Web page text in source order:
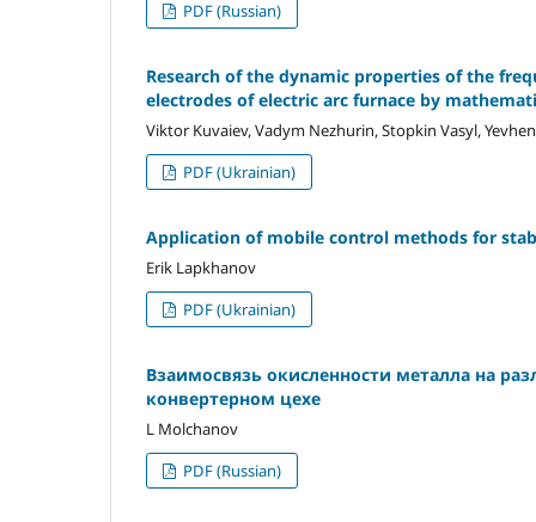
PDF (Russian)
Research of the dynamic properties of the
electrodes of electric arc furnace by
Viktor Kuvaiev, Vadym Nezhurin, Stopkin Vasyl,
PDF (Ukrainian)
Application of mobile control methods for
Erik Lapkhanov
PDF (Ukrainian)
Взаимосвязь окисленности металла на
конвертерном цехе
L Molchanov
PDF (Russian)